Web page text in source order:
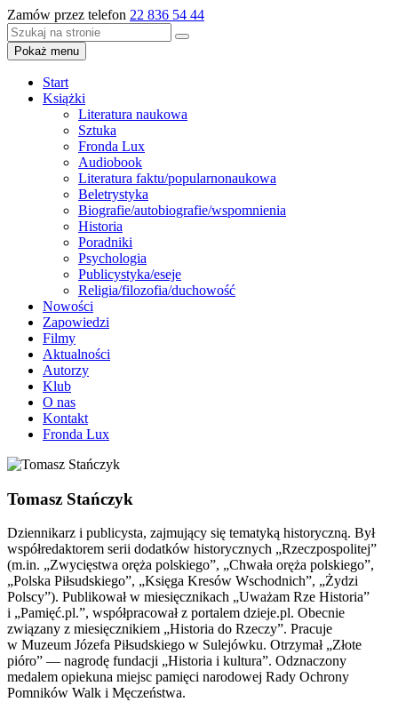
Zamów przez telefon 22 836 54 44
Pokaż menu
Start
Książki
Literatura naukowa
Sztuka
Fronda Lux
Audiobook
Literatura faktu/popularnonaukowa
Beletrystyka
Biografie/autobiografie/wspomnienia
Historia
Poradniki
Psychologia
Publicystyka/eseje
Religia/filozofia/duchowość
Nowości
Zapowiedzi
Filmy
Aktualności
Autorzy
Klub
O nas
Kontakt
Fronda Lux
Tomasz Stańczyk
Dziennikarz i publicysta, zajmujący się tematyką historyczną. Był
współredaktorem serii dodatków historycznych „Rzeczpospolitej”
(m.in. „Zwycięstwa oręża polskiego”, „Chwała oręża polskiego”,
„Polska Piłsudskiego”, „Księga Kresów Wschodnich”, „Żydzi
Polscy”). Publikował w miesięcznikach „Uważam Rze Historia”
i „Pamięć.pl.”, współpracował z portalem dzieje.pl. Obecnie
związany z miesięcznikiem „Historia do Rzeczy”. Pracuje
w Muzeum Józefa Piłsudskiego w Sulejówku. Otrzymał „Złote
pióro” — nagrodę fundacji „Historia i kultura”. Odznaczony
medalem opiekuna miejsc pamięci narodowej Rady Ochrony
Pomników Walk i Męczeństwa.